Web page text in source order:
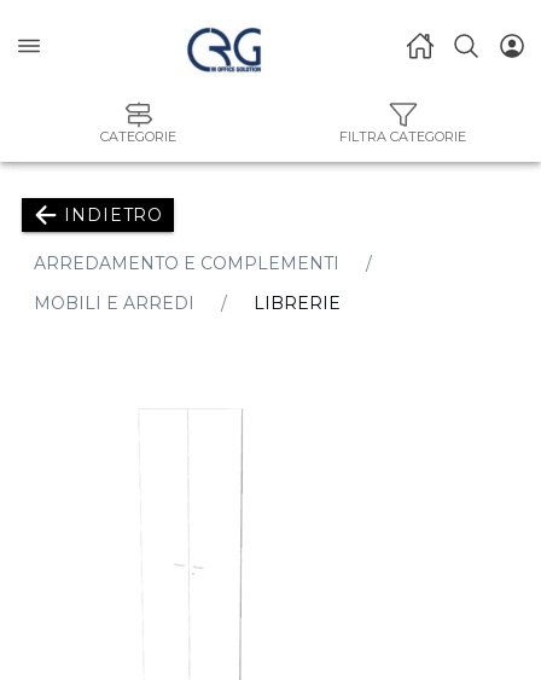
CATEGORIE FILTRA CATEGORIE
INDIETRO
ARREDAMENTO E COMPLEMENTI
MOBILI E ARREDI
LIBRERIE